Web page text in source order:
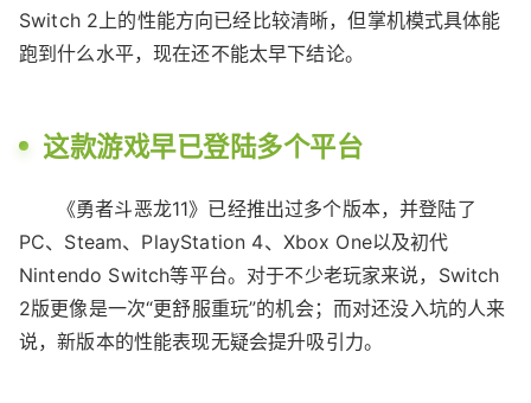
Switch 2上的性能方向已经比较清晰，但掌机模式具体能
跑到什么水平，现在还不能太早下结论。
这款游戏早已登陆多个平台
《勇者斗恶龙11》已经推出过多个版本，并登陆了
PC、Steam、PlayStation 4、Xbox One以及初代
Nintendo Switch等平台。对于不少老玩家来说，Switch
2版更像是一次“更舒服重玩”的机会；而对还没入坑的人来
说，新版本的性能表现无疑会提升吸引力。